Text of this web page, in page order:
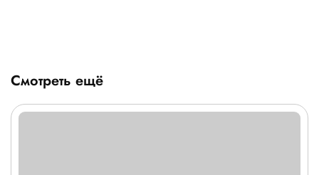
Смотреть ещё